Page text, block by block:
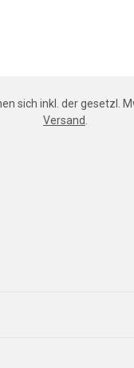
sich inkl. der gesetzl.
Versand